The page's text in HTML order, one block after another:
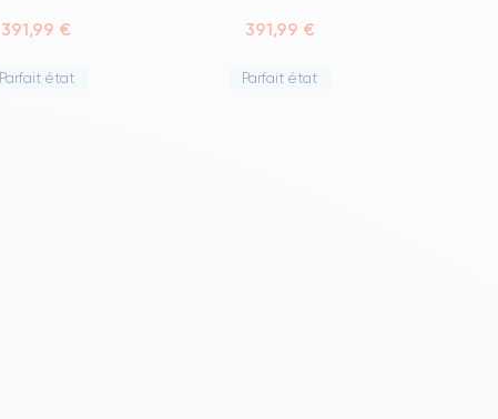
391,99 €
Parfait état
391,99 €
Parfait état